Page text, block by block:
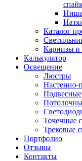
Ниша
Каталог
Карнизы и
Калькулятор
Освещение
Люстры
Настенно-
Подвесные
Точечные
Трековые
Портфолио
Отзывы
Контакты